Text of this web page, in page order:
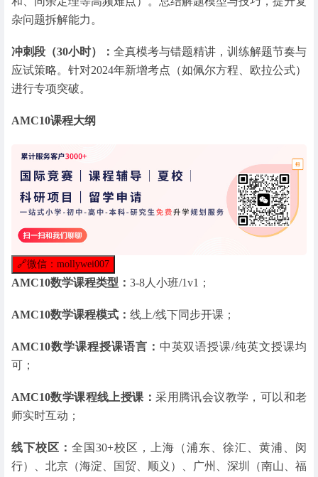
杂问题拆解能力。
冲刺段（30小时）： 全真模考与错题精讲，训练解题节奏与
应试策略。针对2024年新增考点（如佩尔方程、欧拉公式）
进行专项突破。
AMC10课程大纲
🔗微信：mollywei007
AMC10数学课程类型： 3-8人小班/1v1；
AMC10数学课程模式： 线上/线下同步开课；
AMC10数学课程授课语言： 中英双语授课/纯英文授课均
可；
AMC10数学课程线上授课：采用腾讯会议教学，可以和老
师实时互动；
线下校区： 全国30+校区，上海（浦东、徐汇、黄浦、闵
行）、北京（海淀、国贸、顺义）、广州、深圳（南山、福